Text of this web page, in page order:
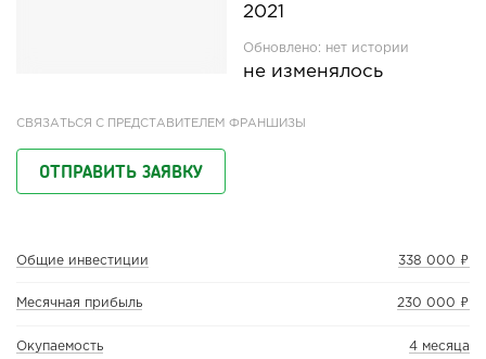
2021
Обновлено: нет истории
не изменялось
СВЯЗАТЬСЯ С ПРЕДСТАВИТЕЛЕМ ФРАНШИЗЫ
ОТПРАВИТЬ ЗАЯВКУ
Общие инвестиции 338 000 ₽
Месячная прибыль 230 000 ₽
Окупаемость 4 месяца